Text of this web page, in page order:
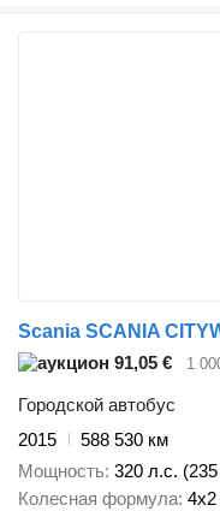
Scania SCANIA
91,05 €
1
Городской автобус
2015
588 530 км
Мощность 320 л.с.
Колесная формула 4x2